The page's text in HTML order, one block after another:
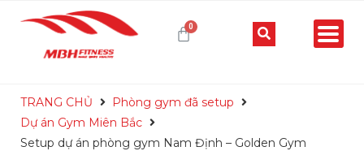
TRANG CHỦ
Phòng gym đã setup
Dự án Gym Miên Bắc
Setup dự án phòng gym Nam Định – Golden Gym